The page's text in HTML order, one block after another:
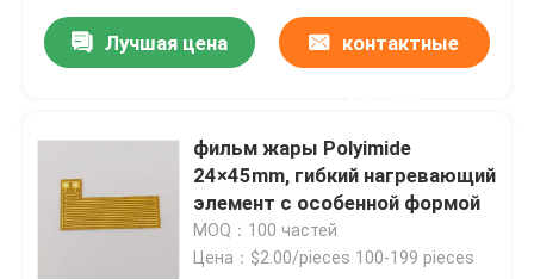
Лучшая цена контактные
фильм жары Polyimide
24×45mm, гибкий нагревающий
элемент с особенной формой
MOQ：100 частей
Цена：$2.00/pieces 100-199 pieces